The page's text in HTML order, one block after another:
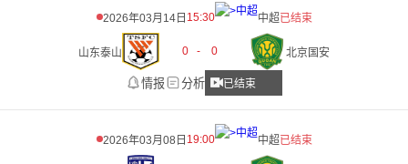
2026年03月14日 15:30 中超已结束
山东泰山 0 - 0 北京国安
情报 分析 已结束
2026年03月08日 19:00 中超已结束